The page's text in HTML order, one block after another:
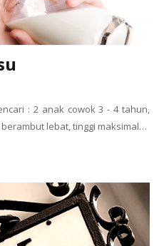
: 2 anak cowok 3 - 4 tahun,
lebat, tinggi maksimal…